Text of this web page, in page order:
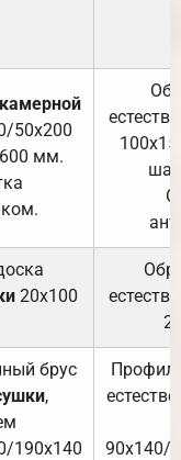
камерной
50х200
мм.
20х100
брус
,
190х140
90х140/